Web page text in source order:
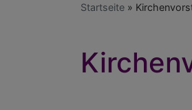
Startseite